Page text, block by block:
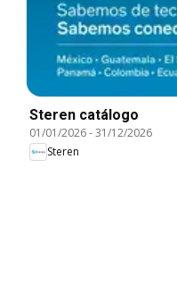
Steren catálogo
01/01/2026-31/12/2026
Steren